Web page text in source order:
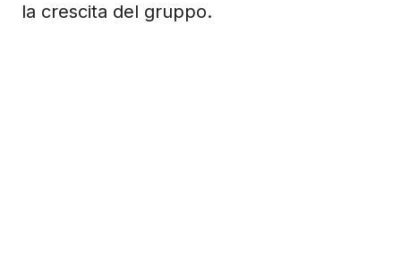
la crescita del gruppo.